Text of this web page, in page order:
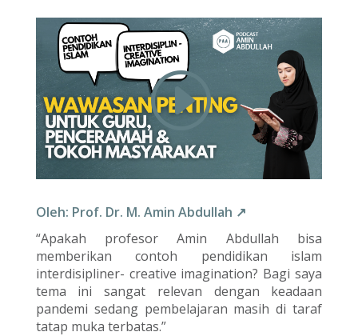
Oleh: Prof. Dr. M. Amin Abdullah ↗
“Apakah profesor Amin Abdullah bisa
memberikan contoh pendidikan islam
interdisipliner- creative imagination? Bagi saya
tema ini sangat relevan dengan keadaan
pandemi sedang pembelajaran masih di taraf
tatap muka terbatas.”